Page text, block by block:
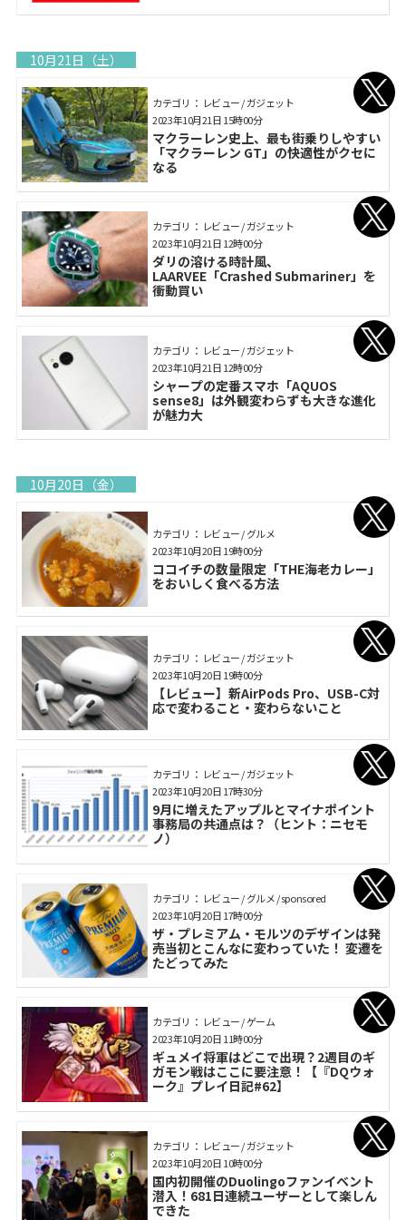
10月21日（土）
カテゴリ： レビュー / ガジェット
マクラーレン史上、最も街乗りしやすい
「マクラーレン GT」の快適性がクセに
なる
2023年10月21日 15時00分
カテゴリ： レビュー / ガジェット
ダリの溶ける時計風、
LAARVEE「Crashed Submariner」を
衝動買い
2023年10月21日 12時00分
カテゴリ： レビュー / ガジェット
シャープの定番スマホ「AQUOS
sense8」は外観変わらずも大きな進化
が魅力大
2023年10月21日 12時00分
10月20日（金）
カテゴリ： レビュー / グルメ
ココイチの数量限定「THE海老カレー」
をおいしく食べる方法
2023年10月20日 19時00分
カテゴリ： レビュー / ガジェット
【レビュー】新AirPods Pro、USB-C対
応で変わること・変わらないこと
2023年10月20日 19時00分
カテゴリ： レビュー / ガジェット
9月に増えたアップルとマイナポイント
事務局の共通点は？（ヒント：ニセモ
ノ）
2023年10月20日 17時30分
カテゴリ： レビュー / グルメ / sponsored
ザ・プレミアム・モルツのデザインは発
売当初とこんなに変わっていた！ 変遷を
たどってみた
2023年10月20日 17時00分
カテゴリ： レビュー / ゲーム
ギュメイ将軍はどこで出現？2週目のギ
ガモン戦はここに要注意！【『DQウォ
ーク』プレイ日記#62】
2023年10月20日 11時00分
カテゴリ： レビュー / ガジェット
国内初開催のDuolingoファンイベント
潜入！681日連続ユーザーとして楽しん
できた
2023年10月20日 10時00分